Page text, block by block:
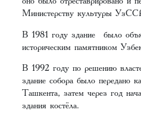
Министерству культуры
В 1981 году здание было
историческим памятником
В 1992 году по решению
здание собора было передано
Ташкента, затем через год
здания костёла.